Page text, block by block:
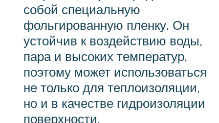
собой специальную
фольгированную пленку. Он
устойчив к воздействию воды,
пара и высоких температур,
поэтому может использоваться
не только для теплоизоляции,
но и в качестве гидроизоляции
поверхности.